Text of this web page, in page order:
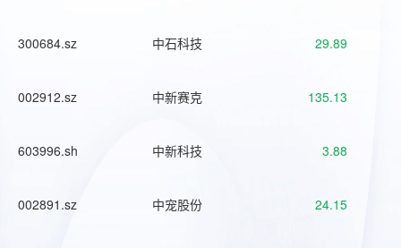
300684.sz 中石科技 29.89
002912.sz 中新赛克 135.13
603996.sh 中新科技 3.88
002891.sz 中宠股份 24.15